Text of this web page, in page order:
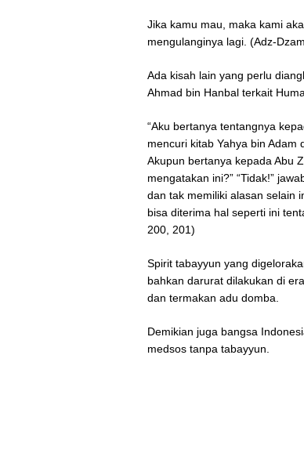
Jika kamu mau, maka kami
mengulanginya lagi. (Adz-
Ada kisah lain yang perlu
Ahmad bin Hanbal terkait
“Aku bertanya tentangnya
mencuri kitab Yahya bin Adam
Akupun bertanya kepada Abu
mengatakan ini?” “Tidak!”
dan tak memiliki alasan selain
bisa diterima hal seperti ini
200, 201)
Spirit tabayyun yang
bahkan darurat dilakukan di
dan termakan adu domba.
Demikian juga bangsa
medsos tanpa tabayyun.